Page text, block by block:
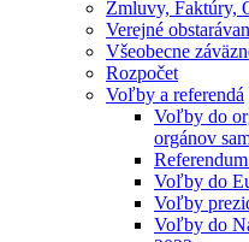
Zmluvy, Faktúry,
Verejné
Všeobecne
Rozpočet
Voľby a referendá
Voľby do
orgánov
Voľby do
Voľby
Voľby do